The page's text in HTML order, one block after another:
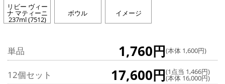
リビー ヴィー
ナ マティーニ
237ml (7512)
ボウル イメージ
単品 1,760円(本体 1,600円)
12個セット 17,600円(1点当 1,466円)
(本体 16,000円)